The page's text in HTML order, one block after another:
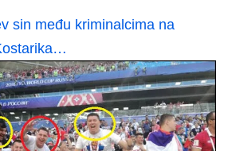
sin među kriminalcima na